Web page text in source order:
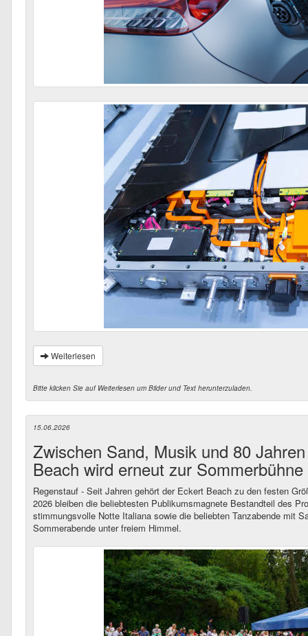
Weiterlesen
Bitte klicken Sie auf Weiterlesen um Bilder und Text herunterzuladen.
15.06.2026
Zwischen Sand, Musik und 80
Beach wird erneut zur Sommerbühne
Regenstauf - Seit Jahren gehört der Eckert Beach zu den festen
2026 bleiben die beliebtesten Publikumsmagnete Bestandteil des
stimmungsvolle Notte Italiana sowie die beliebten Tanzabende mit
Sommerabende unter freiem Himmel.